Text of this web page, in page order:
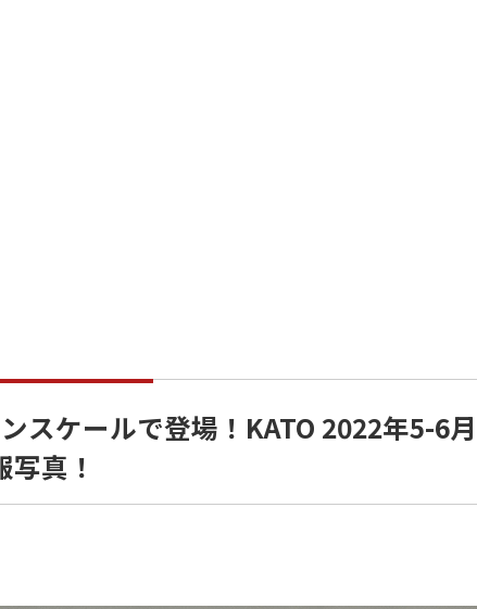
スケールで登場！KATO 2022年5-6
真！